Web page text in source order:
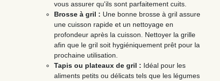
vous assurer qu'ils sont parfaitement cuits.
Brosse à gril : Une bonne brosse à gril assure
une cuisson rapide et un nettoyage en
profondeur après la cuisson. Nettoyer la grille
afin que le gril soit hygiéniquement prêt pour la
prochaine utilisation.
Tapis ou plateaux de gril : Idéal pour les
aliments petits ou délicats tels que les légumes